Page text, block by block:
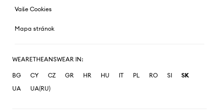
Vaše Cookies
Mapa stránok
WEARETHEANSWEAR IN:
BG CY CZ GR HR HU IT PL RO SI
SK
UA
UA(RU)